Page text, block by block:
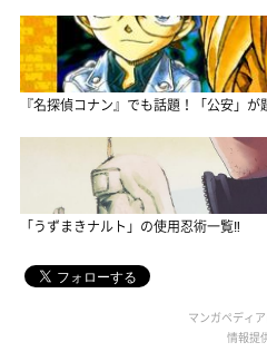
『名探偵コナン』でも話題！「公安」が
「うずまきナルト」の使用忍術一覧‼
マンガペディ
情報提